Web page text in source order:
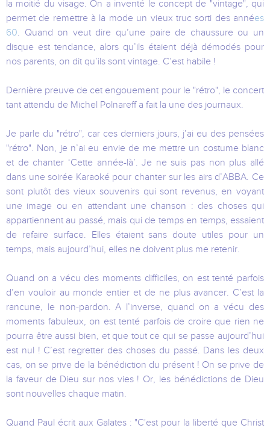
la moitié du visage. On a inventé le concept de "vintage", qui
permet de remettre à la mode un vieux truc sorti des années
60. Quand on veut dire qu’une paire de chaussure ou un
disque est tendance, alors qu’ils étaient déjà démodés pour
nos parents, on dit qu’ils sont vintage. C’est habile !
Dernière preuve de cet engouement pour le "rétro", le concert
tant attendu de Michel Polnareff a fait la une des journaux.
Je parle du "rétro", car ces derniers jours, j’ai eu des pensées
"rétro". Non, je n’ai eu envie de me mettre un costume blanc
et de chanter ‘Cette année-là’. Je ne suis pas non plus allé
dans une soirée Karaoké pour chanter sur les airs d’ABBA. Ce
sont plutôt des vieux souvenirs qui sont revenus, en voyant
une image ou en attendant une chanson : des choses qui
appartiennent au passé, mais qui de temps en temps, essaient
de refaire surface. Elles étaient sans doute utiles pour un
temps, mais aujourd’hui, elles ne doivent plus me retenir.
Quand on a vécu des moments difficiles, on est tenté parfois
d’en vouloir au monde entier et de ne plus avancer. C’est la
rancune, le non-pardon. A l’inverse, quand on a vécu des
moments fabuleux, on est tenté parfois de croire que rien ne
pourra être aussi bien, et que tout ce qui se passe aujourd’hui
est nul ! C’est regretter des choses du passé. Dans les deux
cas, on se prive de la bénédiction du présent ! On se prive de
la faveur de Dieu sur nos vies ! Or, les bénédictions de Dieu
sont nouvelles chaque matin.
Quand Paul écrit aux Galates : "C'est pour la liberté que Christ